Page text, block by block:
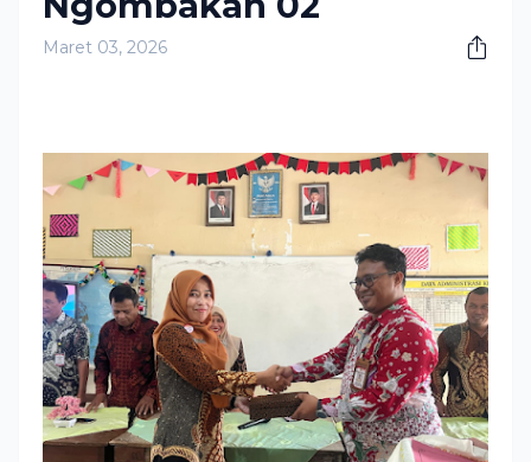
Maret 03, 2026